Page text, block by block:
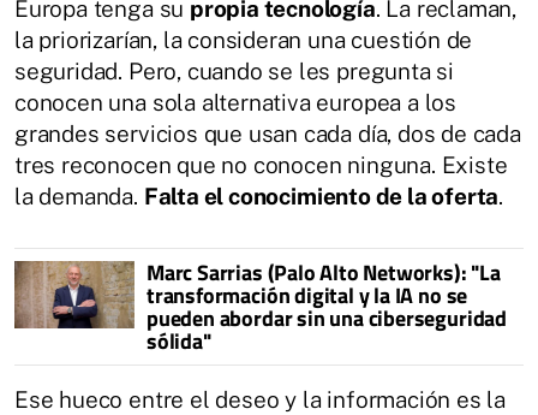
Europa tenga su propia tecnología. La reclaman,
la priorizarían, la consideran una cuestión de
seguridad. Pero, cuando se les pregunta si
conocen una sola alternativa europea a los
grandes servicios que usan cada día, dos de cada
tres reconocen que no conocen ninguna. Existe
la demanda. Falta el conocimiento de la oferta.
Marc Sarrias (Palo Alto Networks): "La
transformación digital y la IA no se
pueden abordar sin una ciberseguridad
sólida"
Ese hueco entre el deseo y la información es la